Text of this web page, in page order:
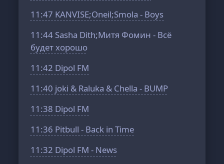
11:47 KANVISE;Oneil;Smola - Boys
11:44 Sasha Dith;Митя Фомин - Всё
будет хорошо
11:42 Dipol FM
11:40 joki & Raluka & Chella - BUMP
11:38 Dipol FM
11:36 Pitbull - Back in Time
11:32 Dipol FM - News